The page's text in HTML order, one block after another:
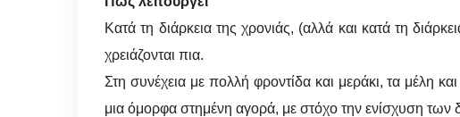
Κατά τη διάρκεια της χρονιάς, (αλλά και κατά τη
χρειάζονται πια.
Στη συνέχεια με πολλή φροντίδα και μεράκι, τα μέλη
μια όμορφα στημένη αγορά, με στόχο την ενίσχυση των